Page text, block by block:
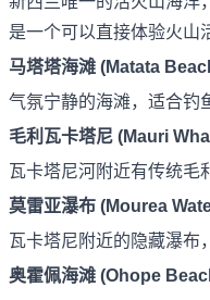
是一个可以直接体验火山
马塔塔海滩 (Matata
气氛宁静的海滩，适合钓
毛利瓦卡塔尼 (Mauri
瓦卡塔尼河附近有传统毛
莫雷亚瀑布 (Mourea
瓦卡塔尼附近的隐藏瀑布
奥霍佩海滩 (Ohope